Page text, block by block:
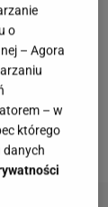
się
stopom
z
nuty
o
– Agora
– w
którego
danych